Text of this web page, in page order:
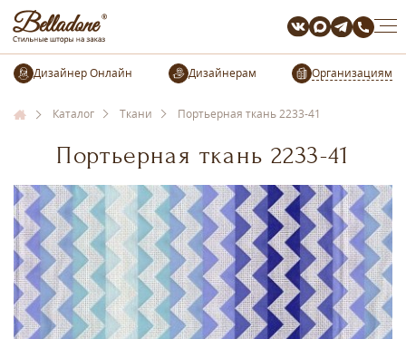
Организациям
Каталог Ткани Портьерная ткань 2233-41
Портьерная ткань 2233-41